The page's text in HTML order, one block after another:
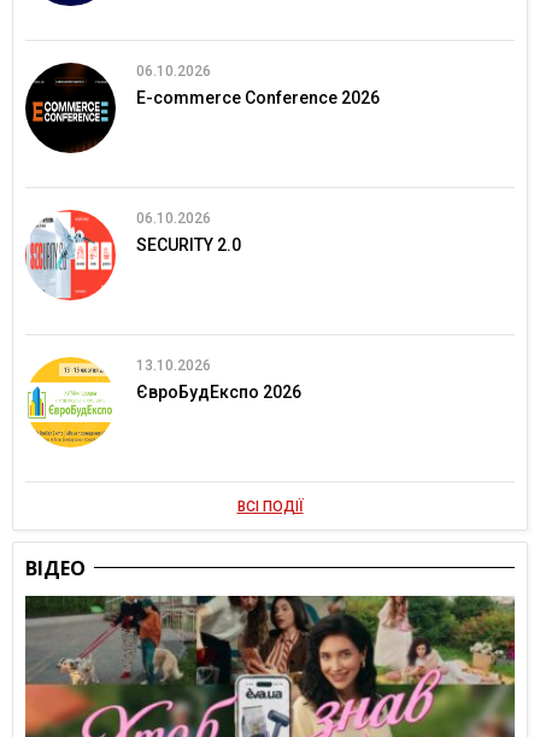
06.10.2026
E-commerce Conference 2026
06.10.2026
SECURITY 2.0
13.10.2026
ЄвроБудЕкспо 2026
ВСІ ПОДІЇ
ВІДЕО